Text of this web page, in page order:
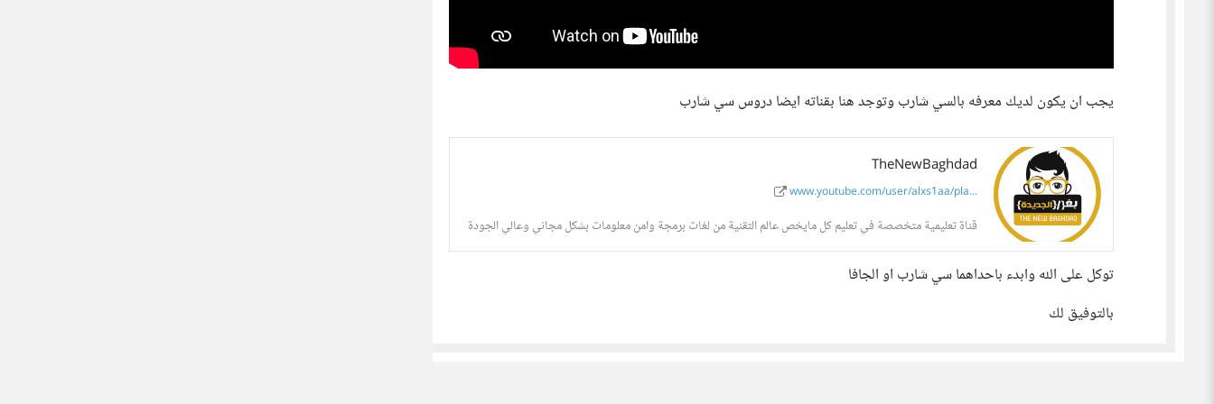
يجب ان يكون لديك معرفه بالسي شارب وتوجد هنا بقناته ايضا دروس سي شارب
TheNewBaghdad
www.youtube.com/user/alxs1aa/pla...
قناة تعليمية متخصصة في تعليم كل مايخص عالم التقنية من لغات برمجة وامن معلومات بشكل مجاني وعالي الجودة
توكل على الله وابدء باحداهما سي شارب او الجافا
بالتوفيق لك